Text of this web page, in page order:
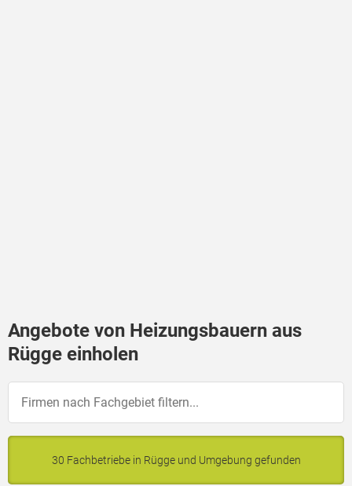
Angebote von Heizungsbauern aus
Rügge einholen
30 Fachbetriebe in Rügge und Umgebung gefunden